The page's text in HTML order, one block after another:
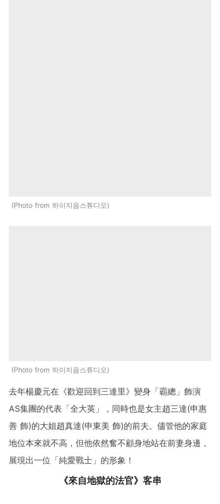
Photo from 하이지음스튜디오
Photo from 하이지음스튜디오
去年楊慶元在《歡迎回到三達里》變身「霸總」飾演
AS集團的代表「全大英」，同時也是女主趙三達(申惠
善 飾)的大姐趙真達(申東美 飾)的前夫。儘管他的家庭
地位本來就不高，但他依然奮不顧身地站在前妻身邊，
展現出一位「純愛戰士」的形象！
《來自地獄的法官》客串